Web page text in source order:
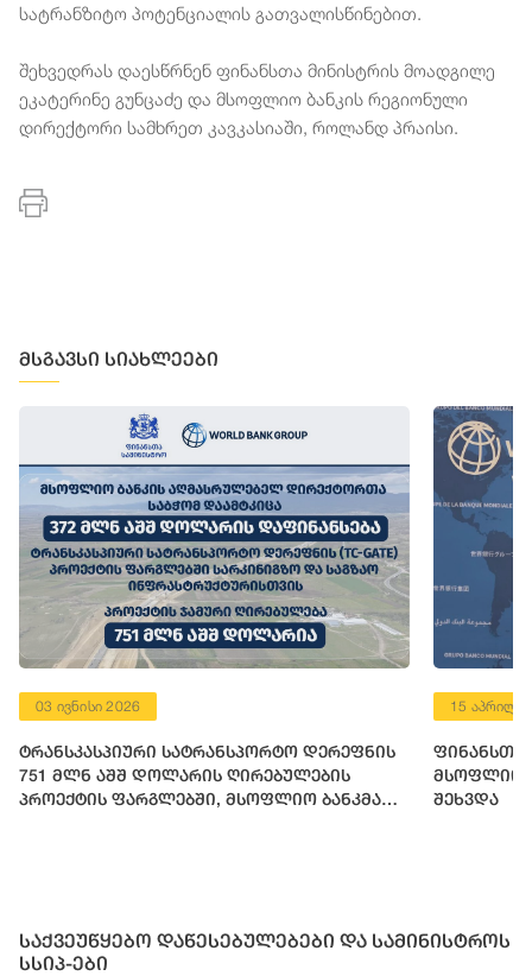
სატრანზიტო პოტენციალის გათვალისწინებით.
შეხვედრას დაესწრნენ ფინანსთა მინისტრის მოადგილე
ეკატერინე გუნცაძე და მსოფლიო ბანკის რეგიონული
დირექტორი სამხრეთ კავკასიაში, როლანდ პრაისი.
მსგავსი სიახლეები
დერეფნის
ღირებულების
მსოფლიო ბანკმა
ფინანსთა მინისტრი ლაშა
მსოფლიო ბანკის მმართველ
შეხვდა
საქვეუწყებო დაწესებულებები და სამინისტროს
სსიპ-ები